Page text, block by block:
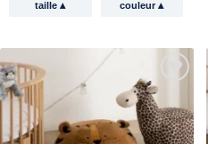
taille▴ couleur▴